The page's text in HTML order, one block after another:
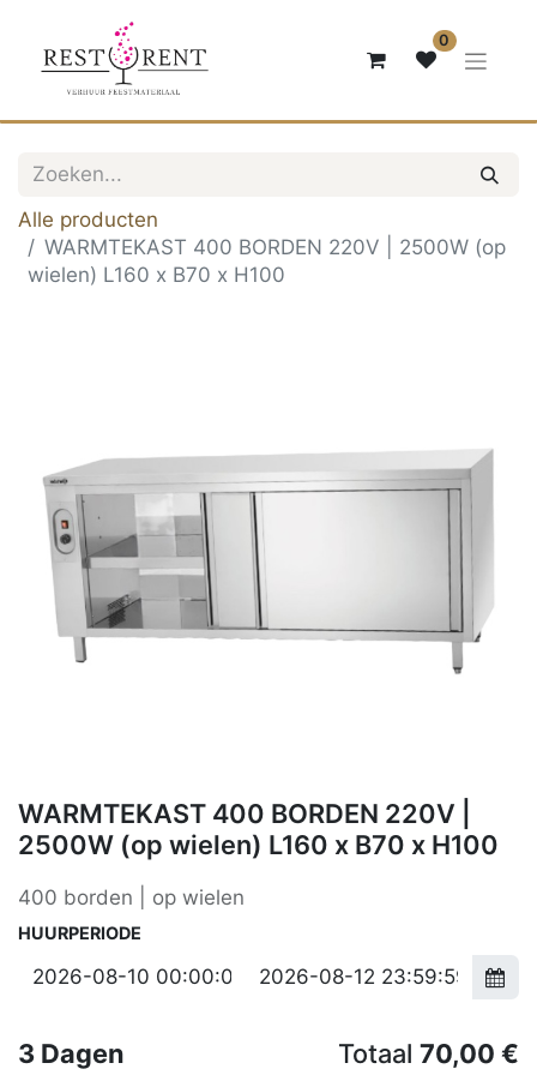
0
Alle producten
WARMTEKAST 400 BORDEN 220V | 2500W (op
wielen) L160 x B70 x H100
WARMTEKAST 400 BORDEN 220V |
2500W (op wielen) L160 x B70 x H100
400 borden | op wielen
HUURPERIODE
3 Dagen Totaal 70,00 €